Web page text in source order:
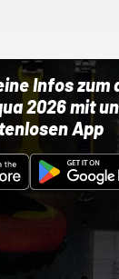
Infos zum
2026 mit
App